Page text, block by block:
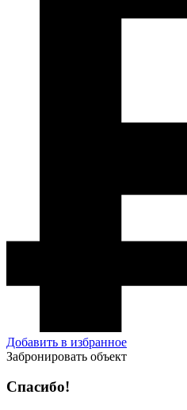
Добавить в избранное
Забронировать объект
Спасибо!